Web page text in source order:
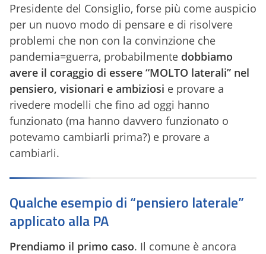
Presidente del Consiglio, forse più come auspicio
per un nuovo modo di pensare e di risolvere
problemi che non con la convinzione che
pandemia=guerra, probabilmente dobbiamo
avere il coraggio di essere “MOLTO laterali” nel
pensiero, visionari e ambiziosi e provare a
rivedere modelli che fino ad oggi hanno
funzionato (ma hanno davvero funzionato o
potevamo cambiarli prima?) e provare a
cambiarli.
Qualche esempio di “pensiero laterale”
applicato alla PA
Prendiamo il primo caso. Il comune è ancora